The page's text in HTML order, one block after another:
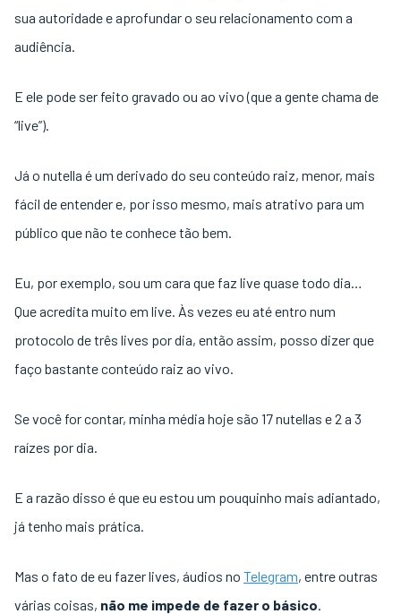
sua autoridade e aprofundar o seu relacionamento com a
audiência.
E ele pode ser feito gravado ou ao vivo (que a gente chama de
“live”).
Já o nutella é um derivado do seu conteúdo raiz, menor, mais
fácil de entender e, por isso mesmo, mais atrativo para um
público que não te conhece tão bem.
Eu, por exemplo, sou um cara que faz live quase todo dia…
Que acredita muito em live. Às vezes eu até entro num
protocolo de três lives por dia, então assim, posso dizer que
faço bastante conteúdo raiz ao vivo.
Se você for contar, minha média hoje são 17 nutellas e 2 a 3
raízes por dia.
E a razão disso é que eu estou um pouquinho mais adiantado,
já tenho mais prática.
Mas o fato de eu fazer lives, áudios no Telegram, entre outras
várias coisas, não me impede de fazer o básico.